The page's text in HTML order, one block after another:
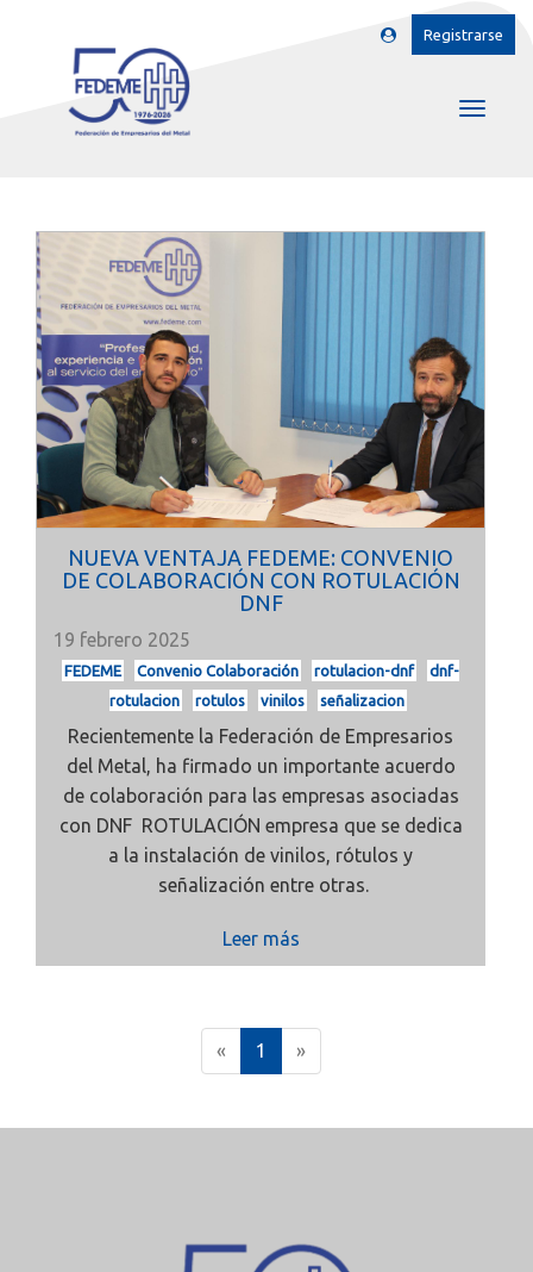
Registrarse
NUEVA VENTAJA FEDEME: CONVENIO
DE COLABORACIÓN CON ROTULACIÓN
DNF
19 febrero 2025
FEDEME Convenio Colaboración rotulacion-dnf
dnf-
rotulacion
rotulos vinilos señalizacion
Recientemente la Federación de Empresarios
del Metal, ha firmado un importante acuerdo
de colaboración para las empresas asociadas
con DNF ROTULACIÓN empresa que se dedica
a la instalación de vinilos, rótulos y
señalización entre otras.
Leer más
« 1
c
t
»